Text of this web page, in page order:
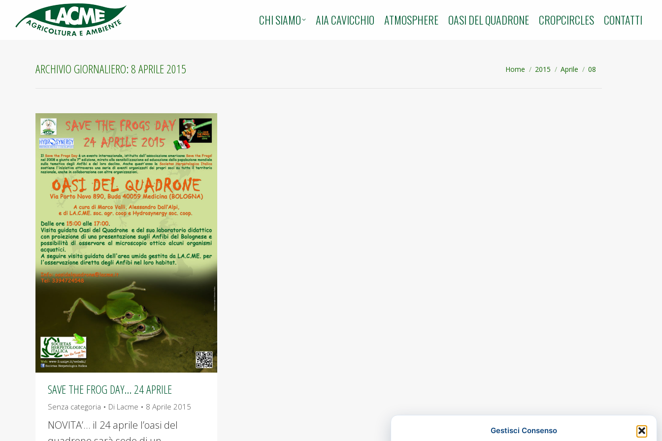
Gestisci Consenso
CHI SIAMO AIA CAVICCHIO ATMOSPHERE OASI DEL QUADRONE CROPCIRCLES CONTATTI
ARCHIVIO GIORNALIERO:8 APRILE 2015 Tu sei qui:
Home 2015 Aprile 08
SAVE THE FROG DAY… 24 APRILE
Senza categoria Di Lacme 8 Aprile 2015
NOVITA’… il 24 aprile l’oasi del